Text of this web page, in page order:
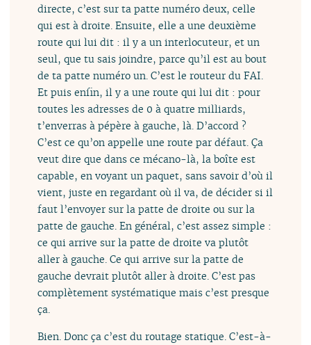
directe, c’est sur ta patte numéro deux, celle
qui est à droite. Ensuite, elle a une deuxième
route qui lui dit : il y a un interlocuteur, et un
seul, que tu sais joindre, parce qu’il est au bout
de ta patte numéro un. C’est le routeur du FAI.
Et puis enfin, il y a une route qui lui dit : pour
toutes les adresses de 0 à quatre milliards,
t’enverras à pépère à gauche, là. D’accord ?
C’est ce qu’on appelle une route par défaut. Ça
veut dire que dans ce mécano-là, la boîte est
capable, en voyant un paquet, sans savoir d’où il
vient, juste en regardant où il va, de décider si il
faut l’envoyer sur la patte de droite ou sur la
patte de gauche. En général, c’est assez simple :
ce qui arrive sur la patte de droite va plutôt
aller à gauche. Ce qui arrive sur la patte de
gauche devrait plutôt aller à droite. C’est pas
complètement systématique mais c’est presque
ça.
Bien. Donc ça c’est du routage statique. C’est-à-